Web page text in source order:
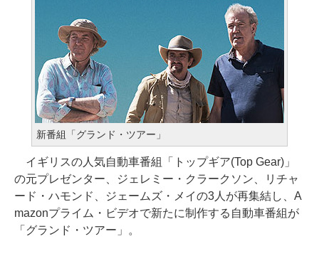
新番組「グランド・ツアー」
イギリスの人気自動車番組「トップギア(Top Gear)」
の元プレゼンター、ジェレミー・クラークソン、リチャ
ード・ハモンド、ジェームズ・メイの3人が再集結し、A
mazonプライム・ビデオで新たに制作する自動車番組が
「グランド・ツアー」。